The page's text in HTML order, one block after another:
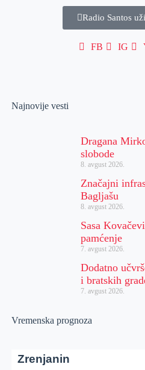
Radio Santos
FB IG
Najnovije vesti
Dragana
slobode
8. avgust 2026.
Značajni
Bagljašu
8. avgust 2026.
Sasa
pamćenje
7. avgust 2026.
Dodatno
i bratskih
7. avgust 2026.
Vremenska prognoza